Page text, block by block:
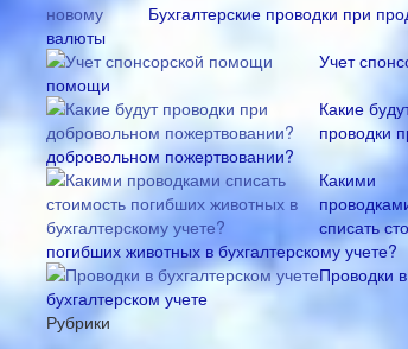
Бухгалтерские проводки при
валюты
Учет
помощи
Какие
проводки
добровольном пожертвовании?
Какими
списать
погибших животных в бухгалтерскому учете?
Проводки в
бухгалтерском учете
Рубрики